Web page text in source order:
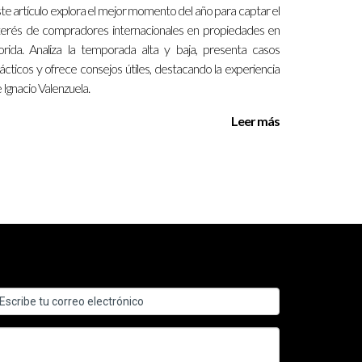
y atractivos. Miami, por ejemplo, es conocida
confiable. Sin embargo, muchas áreas del sur
Los compradores están atraídos por la
artículo explora el mejor momento del año para captar el
de compradores internacionales en propiedades en
Analiza la temporada alta y baja, presenta casos
y ofrece consejos útiles, destacando la experiencia
Ignacio Valenzuela.
Leer más